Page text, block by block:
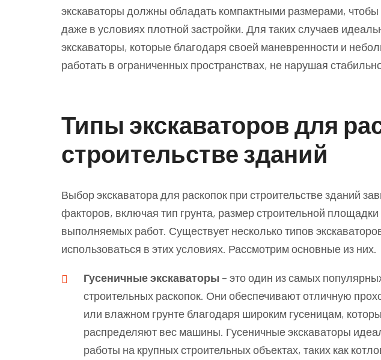
экскаваторы должны обладать компактными размерами,
даже в условиях плотной застройки. Для таких случаев
экскаваторы, которые благодаря своей маневренности и
работать в ограниченных пространствах, не нарушая
Типы экскаваторов для
строительстве зданий
Выбор экскаватора для раскопок при строительстве зданий
факторов, включая тип грунта, размер строительной
выполняемых работ. Существует несколько типов
использоваться в этих условиях. Рассмотрим основные из них.
Гусеничные экскаваторы – это один из самых
строительных раскопок. Они обеспечивают отличную
или влажном грунте благодаря широким гусеницам,
распределяют вес машины. Гусеничные экскаваторы
работы на крупных строительных объектах, таких как